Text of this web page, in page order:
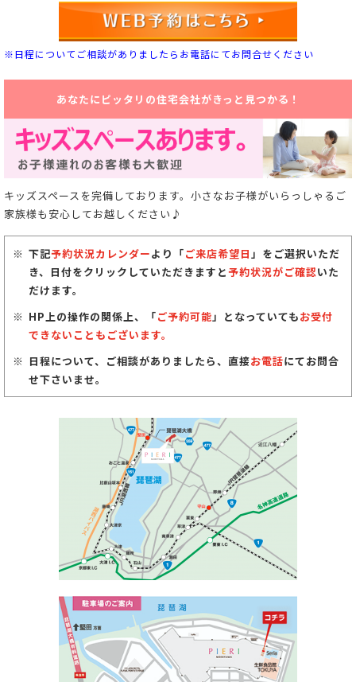
※日程についてご相談がありましたらお電話にてお問合せください
あなたにピッタリの住宅会社がきっと見つかる！
キッズスペースを完備しております。小さなお子様がいらっしゃるご
家族様も安心してお越しください♪
下記予約状況カレンダーより「ご来店希望日」をご選択いただ
き、日付をクリックしていただきますと予約状況がご確認いた
だけます。
HP上の操作の関係上、「ご予約可能」となっていてもお受付
できないこともございます。
日程について、ご相談がありましたら、直接お電話にてお問合
せ下さいませ。